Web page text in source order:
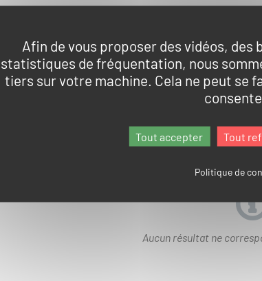
d'information
ACTIVITÉS DATE
Aucun résultat ne
Afin de vous proposer des vidéos,
statistiques de fréquentation, nous
tiers sur votre machine. Cela ne peut se
Tout accepter Tout
Politique de